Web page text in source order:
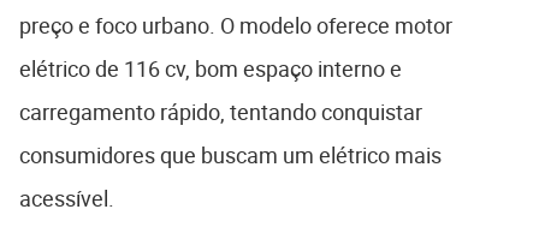
preço e foco urbano. O modelo oferece motor
elétrico de 116 cv, bom espaço interno e
carregamento rápido, tentando conquistar
consumidores que buscam um elétrico mais
acessível.